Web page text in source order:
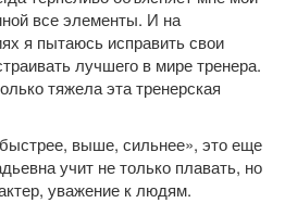
все элементы. И на
я пытаюсь исправить свои
лучшего в мире тренера.
тяжела эта тренерская
выше, сильнее», это еще
учит не только плавать, но
уважение к людям.